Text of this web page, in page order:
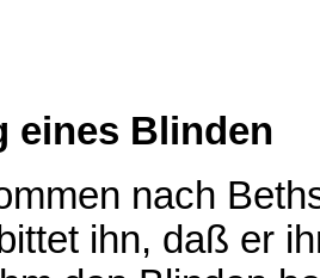
eines Blinden
nach
ihn, daß er